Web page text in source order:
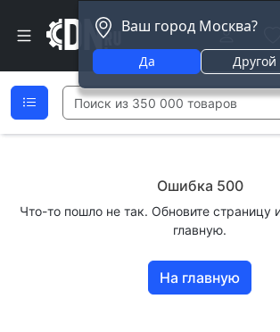
Ваш город Москва?
Да Другой
Ошибка 500
Что-то пошло не так. Обновите страницу
главную.
На главную